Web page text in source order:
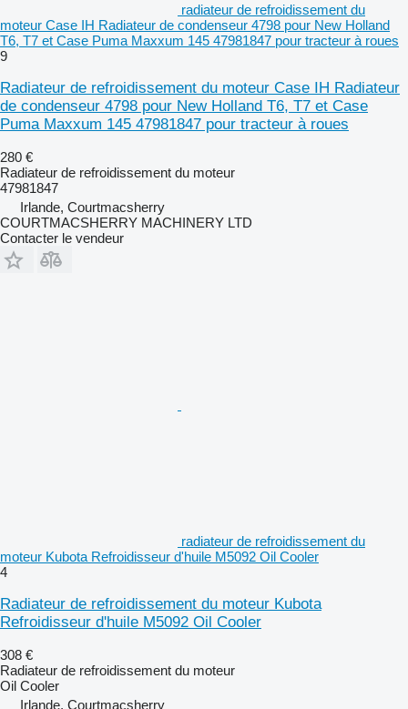
radiateur de refroidissement du
moteur Case IH Radiateur de condenseur 4798 pour New Holland
T6, T7 et Case Puma Maxxum 145 47981847 pour tracteur à roues
9
Radiateur de refroidissement du moteur Case IH Radiateur
de condenseur 4798 pour New Holland T6, T7 et Case
Puma Maxxum 145 47981847 pour tracteur à roues
280 €
Radiateur de refroidissement du moteur
47981847
Irlande, Courtmacsherry
COURTMACSHERRY MACHINERY LTD
Contacter le vendeur
radiateur de refroidissement du
moteur Kubota Refroidisseur d'huile M5092 Oil Cooler
4
Radiateur de refroidissement du moteur Kubota
Refroidisseur d'huile M5092 Oil Cooler
308 €
Radiateur de refroidissement du moteur
Oil Cooler
Irlande, Courtmacsherry